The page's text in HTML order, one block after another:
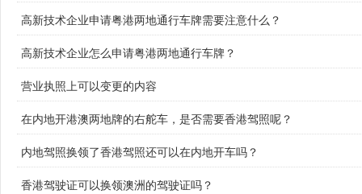
高新技术企业申请粤港两地通行车牌需要注意什么？
高新技术企业怎么申请粤港两地通行车牌？
营业执照上可以变更的内容
在内地开港澳两地牌的右舵车，是否需要香港驾照呢？
内地驾照换领了香港驾照还可以在内地开车吗？
香港驾驶证可以换领澳洲的驾驶证吗？